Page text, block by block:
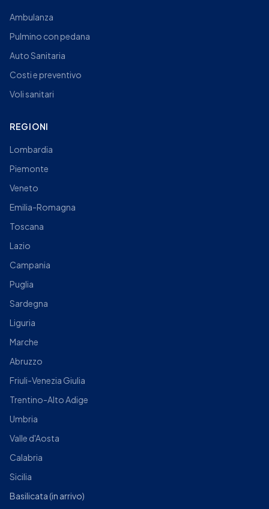
Ambulanza
Pulmino con pedana
Auto Sanitaria
Costi e preventivo
Voli sanitari
REGIONI
Lombardia
Piemonte
Veneto
Emilia-Romagna
Toscana
Lazio
Campania
Puglia
Sardegna
Liguria
Marche
Abruzzo
Friuli-Venezia Giulia
Trentino-Alto Adige
Umbria
Valle d'Aosta
Calabria
Sicilia
Basilicata(in arrivo)